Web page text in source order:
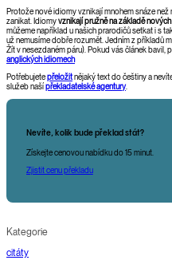
Protože nové idiomy vznikají mnohem snáze
zanikat. Idiomyvznikají pružně na základě
můžeme například u našich prarodičů setkat i s
už nemusíme dobře rozumět. Jedním z příkladů
Žít v nesezdaném páru). Pokud vás článek bavil,
anglických idiomech
Potřebujetepřeložitnějaký text do češtiny a
služeb našípřekladatelské agentury.
Nevíte, kolik bude překlad stát?
Získejte cenovou nabídku do 15 minut.
Zjistit cenu překladu
Kategorie
citáty